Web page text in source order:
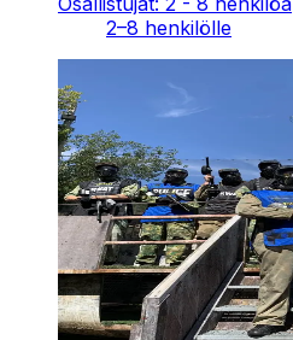
2–8 henkilölle